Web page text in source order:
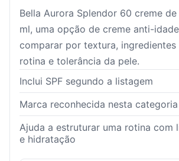
Bella Aurora Splendor 60 creme
ml, uma opção de creme anti-
comparar por textura, ingredientes
rotina e tolerância da pele.
Inclui SPF segundo a listagem
Marca reconhecida nesta categoria
Ajuda a estruturar uma rotina com
e hidratação